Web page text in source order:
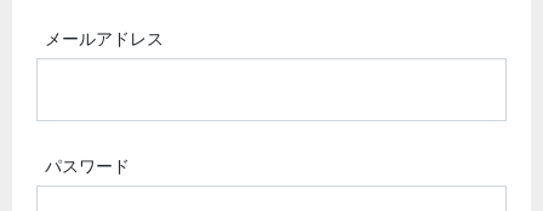
メールアドレス
パスワード